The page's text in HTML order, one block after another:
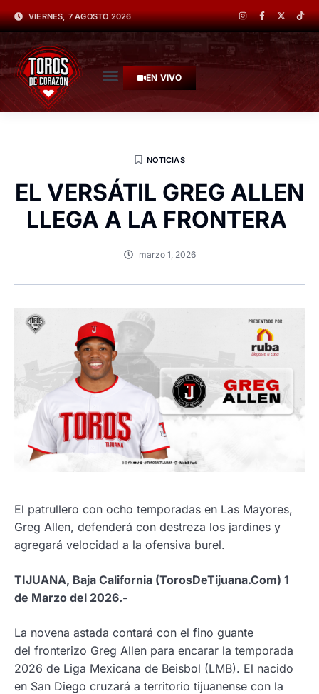
VIERNES, 7 AGOSTO 2026
EN VIVO
NOTICIAS
EL VERSÁTIL GREG ALLEN
LLEGA A LA FRONTERA
marzo 1, 2026
El patrullero con ocho temporadas en Las Mayores,
Greg Allen, defenderá con destreza los jardines y
agregará velocidad a la ofensiva burel.
TIJUANA, Baja California (TorosDeTijuana.Com) 1
de Marzo del 2026.-
La novena astada contará con el fino guante
del fronterizo Greg Allen para encarar la temporada
2026 de Liga Mexicana de Beisbol (LMB). El nacido
en San Diego cruzará a territorio tijuanense con la